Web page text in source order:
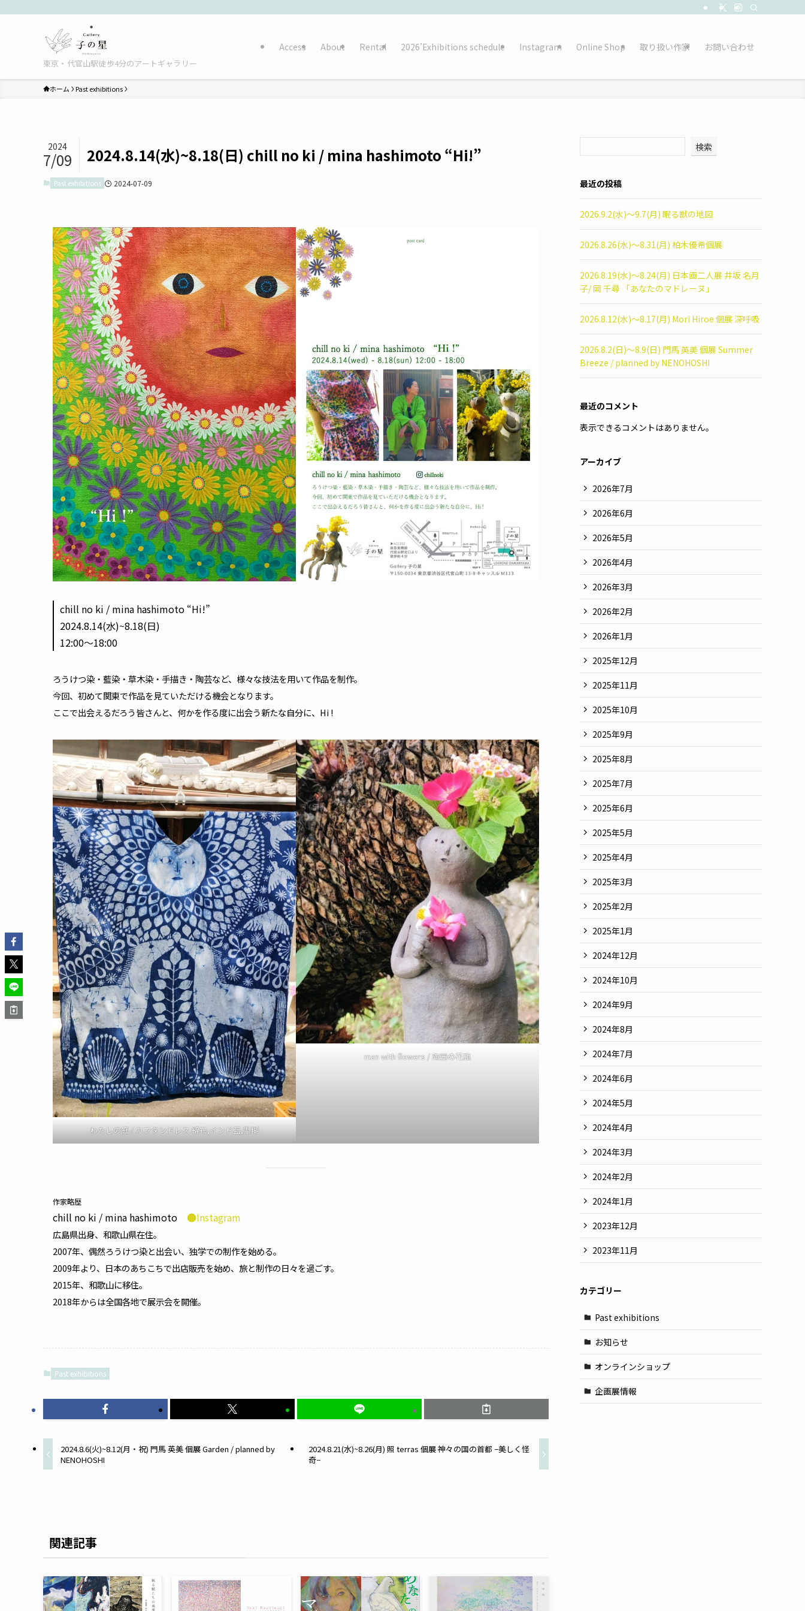
東京・代官山駅徒歩4分のアートギャラリー
Access About Rental 2026’Exhibitions schedule Instagram Online Shop 取り扱い作家 お問い合わせ
ホーム Past exhibitions
2024.8.14(水)~8.18(日) chill no ki / mina hashimoto “Hi!”
2024
7/09
Past exhibitions 2024-07-09
chill no ki / mina hashimoto “Hi!”
2024.8.14(水)~8.18(日)
12:00〜18:00
ろうけつ染・藍染・草木染・手描き・陶芸など、様々な技法を用いて作品を制作。
今回、初めて関東で作品を見ていただける機会となります。
ここで出会えるだろう皆さんと、何かを作る度に出会う新たな自分に、Hi !
わたしの庭 / カフタンドレス 綿布,インド藍,型糊
man with flowers / 陶器の花瓶
作家略歴
chill no ki / mina hashimoto ●Instagram
広島県出身、和歌山県在住。
2007年、偶然ろうけつ染と出会い、独学での制作を始める。
2009年より、日本のあちこちで出店販売を始め、旅と制作の日々を過ごす。
2015年、和歌山に移住。
2018年からは全国各地で展示会を開催。
Past exhibitions
2024.8.6(火)~8.12(月・祝) 門馬 英美 個展 Garden / planned by
NENOHOSHI
2024.8.21(水)~8.26(月) 照 terras 個展 神々の国の首都 −美しく怪
奇−
関連記事
検索
最近の投稿
2026.9.2(水)〜9.7(月) 眠る獣の地図
2026.8.26(水)〜8.31(月) 柏木優希個展
2026.8.19(水)〜8.24(月) 日本画二人展 井坂 名月
子/ 岡 千尋 「あなたのマドレーヌ」
2026.8.12(水)〜8.17(月) Mori Hiroe 個展 深呼吸
2026.8.2(日)〜8.9(日) 門馬 英美 個展 Summer
Breeze / planned by NENOHOSHI
最近のコメント
表示できるコメントはありません。
アーカイブ
2026年7月
2026年6月
2026年5月
2026年4月
2026年3月
2026年2月
2026年1月
2025年12月
2025年11月
2025年10月
2025年9月
2025年8月
2025年7月
2025年6月
2025年5月
2025年4月
2025年3月
2025年2月
2025年1月
2024年12月
2024年10月
2024年9月
2024年8月
2024年7月
2024年6月
2024年5月
2024年4月
2024年3月
2024年2月
2024年1月
2023年12月
2023年11月
カテゴリー
Past exhibitions
お知らせ
オンラインショップ
企画展情報